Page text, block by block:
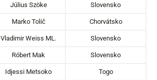
Július Szöke Slovensko
Marko Tolič Chorvátsko
Vladimir Weiss ML. Slovensko
Róbert Mak Slovensko
Idjessi Metsoko Togo